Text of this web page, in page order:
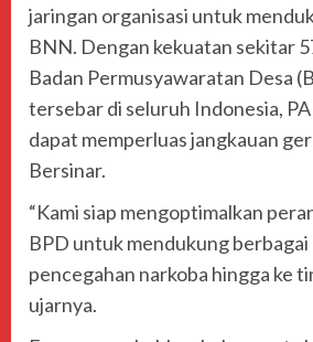
jaringan organisasi untuk
BNN. Dengan kekuatan sekitar
Badan Permusyawaratan Desa
tersebar di seluruh Indonesia,
dapat memperluas jangkauan
Bersinar.
“Kami siap mengoptimalkan
BPD untuk mendukung
pencegahan narkoba hingga ke
ujarnya.